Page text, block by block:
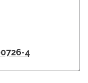
4